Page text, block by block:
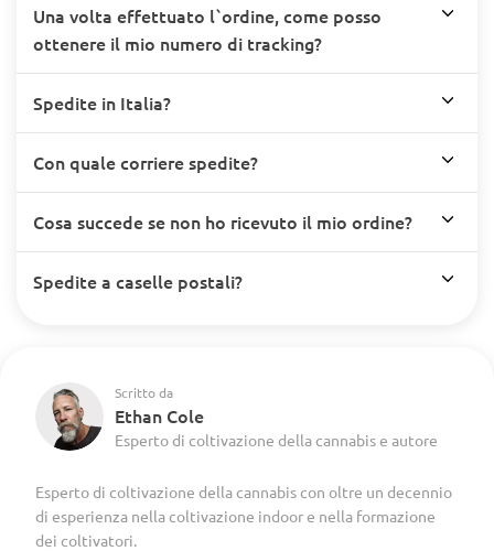
Una volta effettuato l`ordine, come posso
ottenere il mio numero di tracking?
Spedite in Italia?
Con quale corriere spedite?
Cosa succede se non ho ricevuto il mio ordine?
Spedite a caselle postali?
Scritto da
Ethan Cole
Esperto di coltivazione della cannabis e autore
Esperto di coltivazione della cannabis con oltre un decennio
di esperienza nella coltivazione indoor e nella formazione
dei coltivatori.